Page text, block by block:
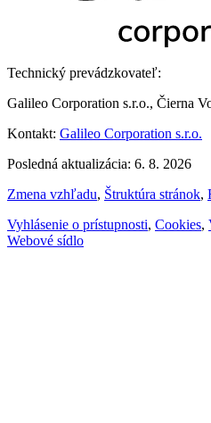
Technický prevádzkovateľ:
Galileo Corporation s.r.o., Čierna
Kontakt: Galileo Corporation s.r.o.
Posledná aktualizácia: 6. 8. 2026
Zmena vzhľadu, Štruktúra stránok,
Vyhlásenie o prístupnosti, Cookies,
Webové sídlo